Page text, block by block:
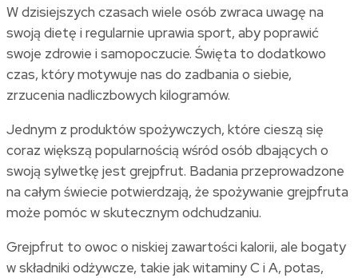
W dzisiejszych czasach wiele osób zwraca uwagę na
swoją dietę i regularnie uprawia sport, aby poprawić
swoje zdrowie i samopoczucie. Święta to dodatkowo
czas, który motywuje nas do zadbania o siebie,
zrzucenia nadliczbowych kilogramów.
Jednym z produktów spożywczych, które cieszą się
coraz większą popularnością wśród osób dbających o
swoją sylwetkę jest grejpfrut. Badania przeprowadzone
na całym świecie potwierdzają, że spożywanie grejpfruta
może pomóc w skutecznym odchudzaniu.
Grejpfrut to owoc o niskiej zawartości kalorii, ale bogaty
w składniki odżywcze, takie jak witaminy C i A, potas,